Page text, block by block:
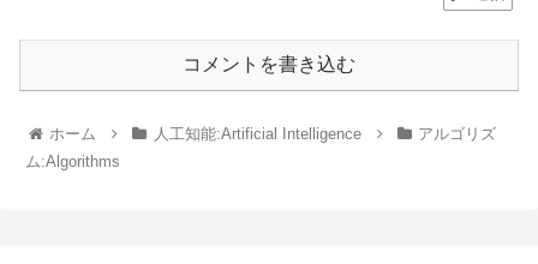
コメントを書き込む
ホーム 人工知能:Artificial Intelligence
アルゴリズ
ム:Algorithms